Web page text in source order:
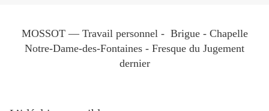
MOSSOT — Travail personnel - Brigue - Chapelle
Notre-Dame-des-Fontaines - Fresque du Jugement
dernier